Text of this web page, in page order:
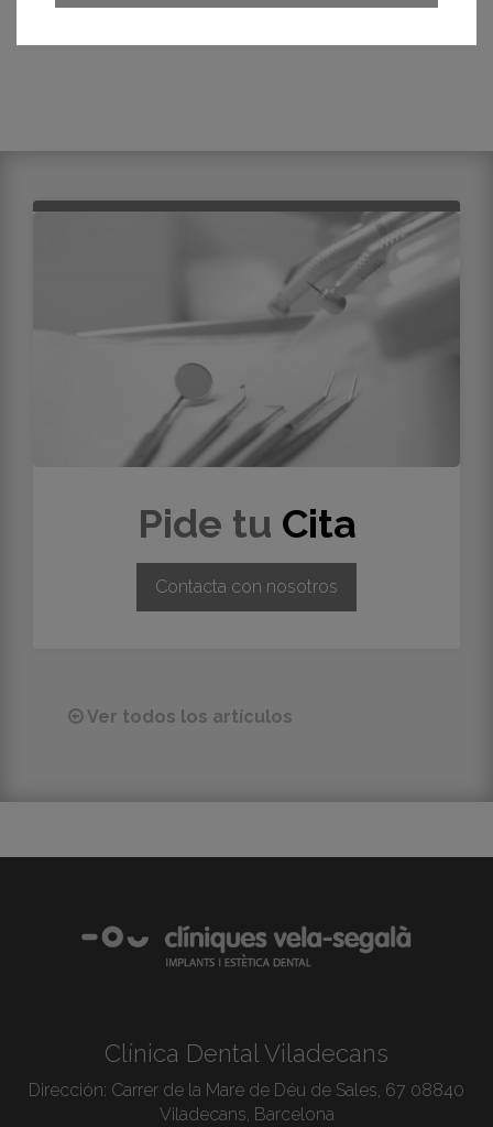
Pide tu Cita
Contacta con nosotros
Ver todos los artículos
Clínica Dental Viladecans
Dirección: Carrer de la Mare de Déu de Sales, 67 08840
Viladecans, Barcelona